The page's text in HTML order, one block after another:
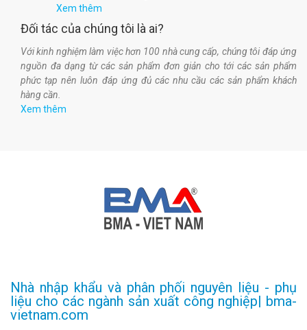
Xem thêm
Đối tác của chúng tôi là ai?
Với kinh nghiệm làm việc hơn 100 nhà cung cấp, chúng tôi đáp ứng
nguồn đa dạng từ các sản phẩm đơn giản cho tới các sản phẩm
phức tạp nên luôn đáp ứng đủ các nhu cầu các sản phẩm khách
hàng cần.
Xem thêm
Nhà nhập khẩu và phân phối nguyên liệu - phụ
liệu cho các ngành sản xuất công nghiệp| bma-
vietnam.com